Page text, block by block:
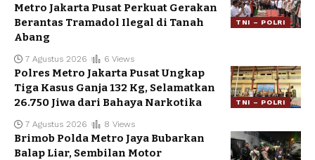
TNI – POLRI
Metro Jakarta Pusat Perkuat Gerakan
Berantas Tramadol Ilegal di Tanah
Abang
7 Agustus 2026 6 Views
TNI – POLRI
Polres Metro Jakarta Pusat Ungkap
Tiga Kasus Ganja 132 Kg, Selamatkan
26.750 Jiwa dari Bahaya Narkotika
7 Agustus 2026 8 Views
Brimob Polda Metro Jaya Bubarkan
Balap Liar, Sembilan Motor